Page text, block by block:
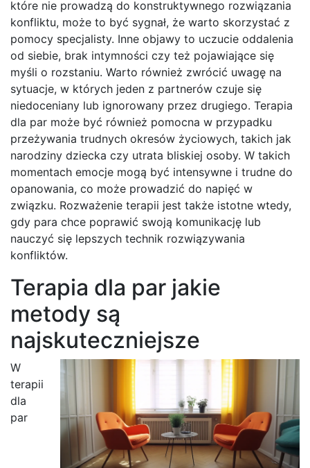
które nie prowadzą do konstruktywnego rozwiązania
konfliktu, może to być sygnał, że warto skorzystać z
pomocy specjalisty. Inne objawy to uczucie oddalenia
od siebie, brak intymności czy też pojawiające się
myśli o rozstaniu. Warto również zwrócić uwagę na
sytuacje, w których jeden z partnerów czuje się
niedoceniany lub ignorowany przez drugiego. Terapia
dla par może być również pomocna w przypadku
przeżywania trudnych okresów życiowych, takich jak
narodziny dziecka czy utrata bliskiej osoby. W takich
momentach emocje mogą być intensywne i trudne do
opanowania, co może prowadzić do napięć w
związku. Rozważenie terapii jest także istotne wtedy,
gdy para chce poprawić swoją komunikację lub
nauczyć się lepszych technik rozwiązywania
konfliktów.
Terapia dla par jakie
metody są
najskuteczniejsze
W
terapii
dla
par